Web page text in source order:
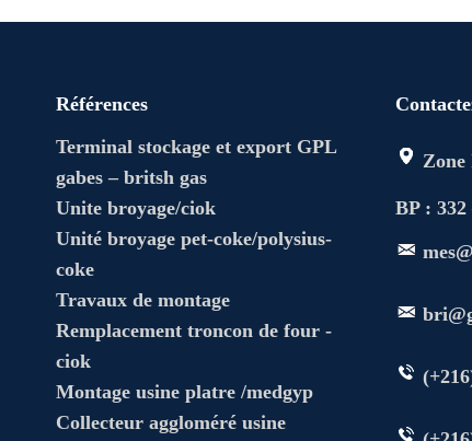
Références
Terminal stockage et export GPL
gabes – britsh gas
Unite broyage/ciok
Unité broyage pet-coke/polysius-
coke
Travaux de montage
Remplacement troncon de four -
ciok
Montage usine platre /medgyp
Collecteur aggloméré usine
Zone
BP : 332